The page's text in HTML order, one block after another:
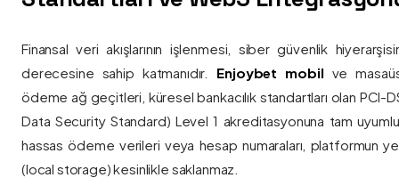
Finansal veri akışlarının işlenmesi, siber güvenlik
derecesine sahip katmanıdır. Enjoybet mobil ve
ödeme ağ geçitleri, küresel bankacılık standartları olan PCI-
Data Security Standard) Level 1 akreditasyonuna tam
hassas ödeme verileri veya hesap numaraları, platformun
(local storage) kesinlikle saklanmaz.